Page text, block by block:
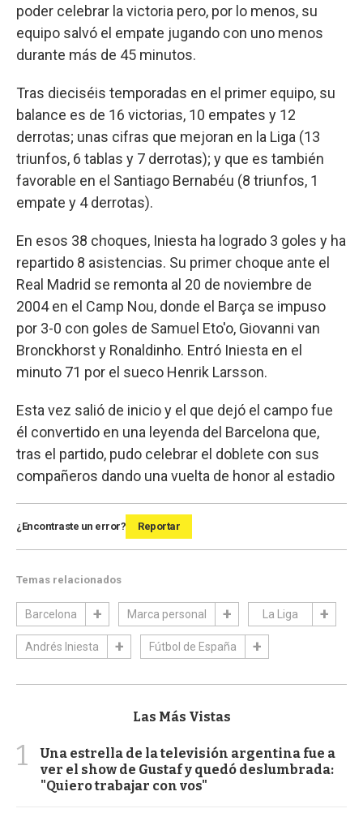
poder celebrar la victoria pero, por lo menos, su
equipo salvó el empate jugando con uno menos
durante más de 45 minutos.
Tras dieciséis temporadas en el primer equipo, su
balance es de 16 victorias, 10 empates y 12
derrotas; unas cifras que mejoran en la Liga (13
triunfos, 6 tablas y 7 derrotas); y que es también
favorable en el Santiago Bernabéu (8 triunfos, 1
empate y 4 derrotas).
En esos 38 choques, Iniesta ha logrado 3 goles y ha
repartido 8 asistencias. Su primer choque ante el
Real Madrid se remonta al 20 de noviembre de
2004 en el Camp Nou, donde el Barça se impuso
por 3-0 con goles de Samuel Eto'o, Giovanni van
Bronckhorst y Ronaldinho. Entró Iniesta en el
minuto 71 por el sueco Henrik Larsson.
Esta vez salió de inicio y el que dejó el campo fue
él convertido en una leyenda del Barcelona que,
tras el partido, pudo celebrar el doblete con sus
compañeros dando una vuelta de honor al estadio
¿Encontraste un error? Reportar
Temas relacionados
Barcelona Marca personal La Liga
Andrés Iniesta Fútbol de España
Las Más Vistas
1
Una estrella de la televisión argentina fue a
ver el show de Gustaf y quedó deslumbrada:
"Quiero trabajar con vos"